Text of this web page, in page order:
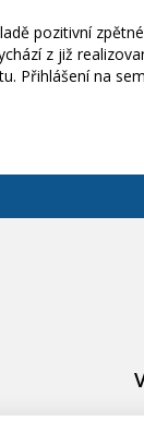
pozitivní
z již
Přihlášení na